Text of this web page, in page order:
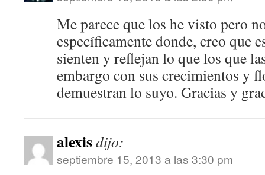
Me parece que los he visto pero
específicamente donde, creo que
sienten y reflejan lo que los que
embargo con sus crecimientos y
demuestran lo suyo. Gracias y
alexisdijo:
septiembre 15, 2013 a las 3:30 pm